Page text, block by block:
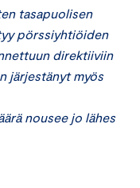
tasapuolisen
pörssiyhtiöiden
direktiiviin
järjestänyt myös
nousee jo lähes